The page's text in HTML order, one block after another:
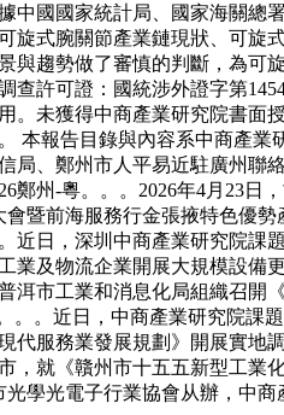
國國家統計局、國家海關總
旋式腕關節產業鏈現狀、可
與趨勢做了審慎的判斷，為
許可證：國統涉外證字第
。未獲得中商產業研究院書
本報告目錄與內容系中商產
局、鄭州市人平易近駐廣州
鄭州-粵。。。2026年4月23
暨前海服務行金張掖特色優
日，深圳中商產業研究院
業及物流企業開展大規模設
洱市工業和消息化局組織召
。近日，中商產業研究院
代服務業發展規劃》開展實
，就《贛州市十五五新型工
學光電子行業協會从辦，中